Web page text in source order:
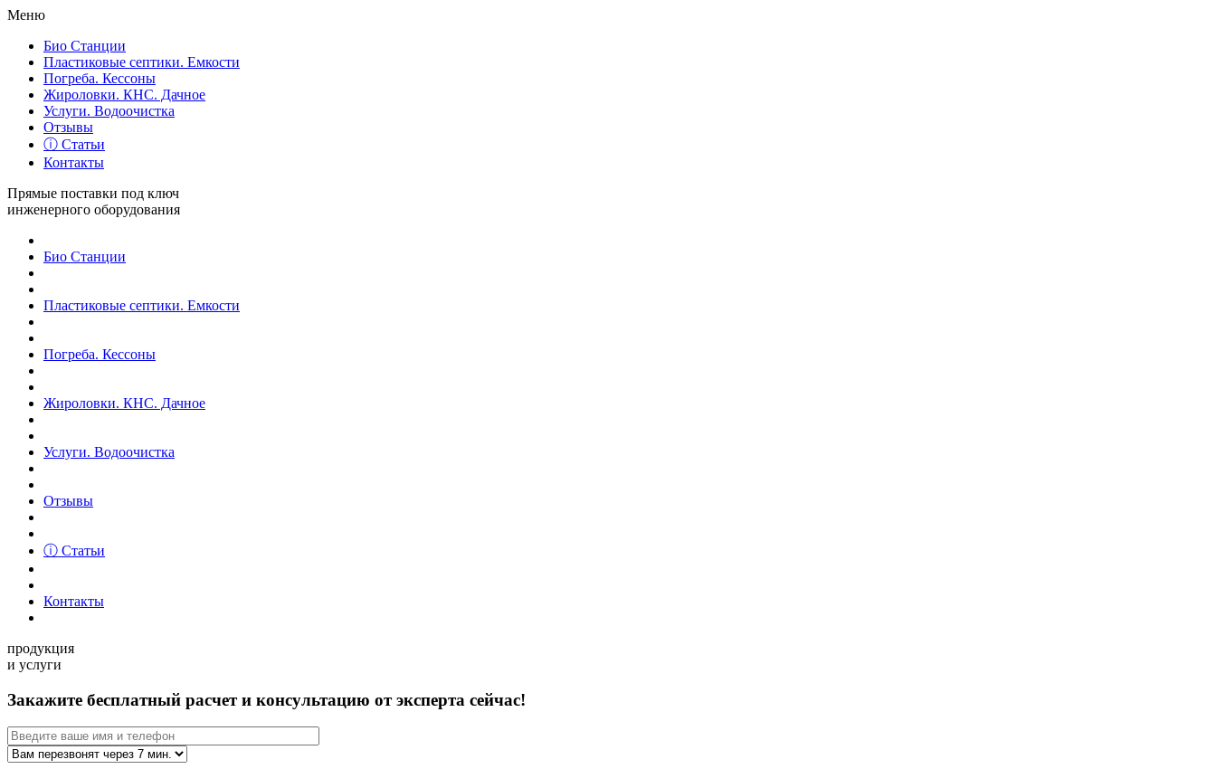
Меню
Био Станции
Пластиковые септики. Емкости
Погреба. Кессоны
Жироловки. КНС. Дачное
Услуги. Водоочистка
Отзывы
ⓘ Статьи
Контакты
Прямые поставки под ключ
инженерного оборудования
Био Станции
Пластиковые септики. Емкости
Погреба. Кессоны
Жироловки. КНС. Дачное
Услуги. Водоочистка
Отзывы
ⓘ Статьи
Контакты
продукция
и услуги
Закажите бесплатный расчет и консультацию от эксперта сейчас!